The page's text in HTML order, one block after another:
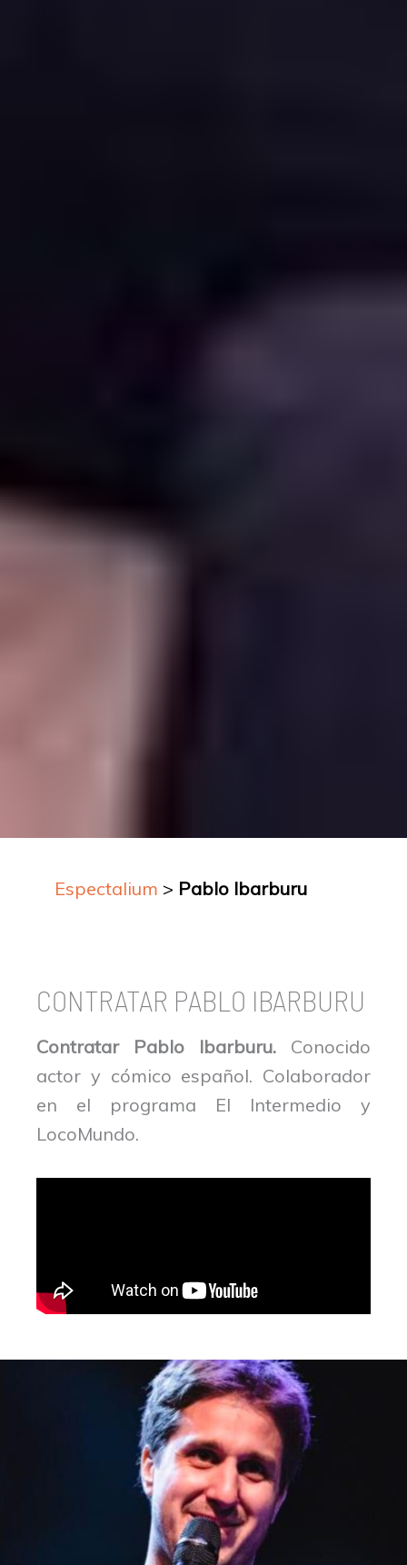
Espectalium > Pablo Ibarburu
CONTRATAR PABLO IBARBURU
Contratar Pablo Ibarburu. Conocido
actor y cómico español. Colaborador
en el programa El Intermedio y
LocoMundo.